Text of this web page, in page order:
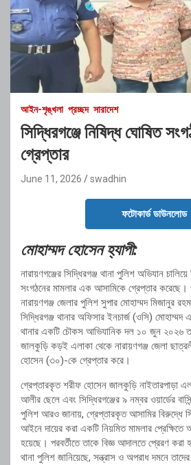
আইন-শৃঙ্খলা প্রচ্ছদ সারাদেশ
সিদ্ধিরগঞ্জে নিষিদ্ধ ঘোষিত
গ্রেপ্তার
June 11, 2026 swadhin
ফটোকার্ড ডাউনলোড
মোহাম্মদ হোসেন হ্যাপী:
নারায়ণগঞ্জের সিদ্ধিরগঞ্জ থানা পুলিশ অভিযান
সংগঠনের মামলার এক আসামিকে গ্রেপ্তার করেছে।
নারায়ণগঞ্জ জেলার পুলিশ সুপার মোহাম্মদ মিজানুর
সিদ্ধিরগঞ্জ থানার অফিসার ইনচার্জ (ওসি) মোহাম্মদ
থানার একটি চৌকস আভিযানিক দল ১০ জুন ২০২৬
জালকুড়ি কড়ই এলাকা থেকে নারায়ণগঞ্জ জেলা
হোসেন (৩০)-কে গ্রেপ্তার করে।
গ্রেপ্তারকৃত শরীফ হোসেন জালকুড়ি নাইতারপাড়া
আলীর ছেলে এবং সিদ্ধিরগঞ্জের ৯ নম্বর ওয়ার্ডের
পুলিশ আরও জানায়, গ্রেপ্তারকৃত আসামির বিরুদ্ধে
আইনে দায়ের করা একটি নিয়মিত মামলার
হয়েছে। পরবর্তীতে তাকে বিজ্ঞ আদালতে প্রেরণ করা
থানা পুলিশ জানিয়েছে, সন্ত্রাস ও অপরাধ দমনে